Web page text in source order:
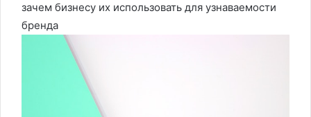
зачем бизнесу их использовать для узнаваемости
бренда